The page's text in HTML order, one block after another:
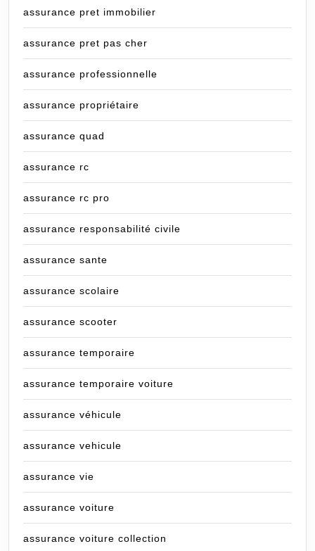
assurance pret immobilier
assurance pret pas cher
assurance professionnelle
assurance propriétaire
assurance quad
assurance rc
assurance rc pro
assurance responsabilité civile
assurance sante
assurance scolaire
assurance scooter
assurance temporaire
assurance temporaire voiture
assurance véhicule
assurance vehicule
assurance vie
assurance voiture
assurance voiture collection